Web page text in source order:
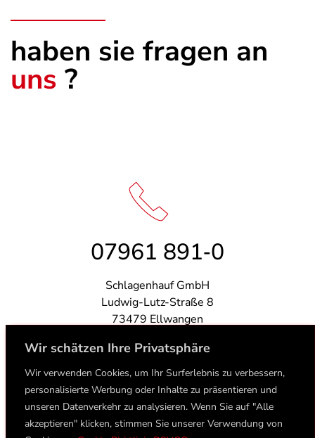
Wir schätzen Ihre Privatsphäre
Wir verwenden Cookies, um Ihr Surferlebnis zu verbessern,
personalisierte Werbung oder Inhalte zu präsentieren und
unseren Datenverkehr zu analysieren. Wenn Sie auf "Alle
akzeptieren" klicken, stimmen Sie unserer Verwendung von
haben sie fragen an
uns ?
07961 891‑0
Schlagenhauf GmbH
Ludwig-Lutz-Straße 8
73479 Ellwangen
info@schlagenhauf.de
Impressum